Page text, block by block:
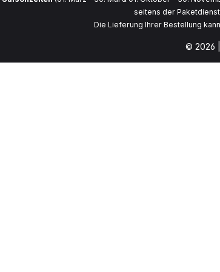
seitens der
Die Lieferung Ihrer Bestellung
© 2026